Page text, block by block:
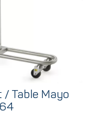
Table Mayo